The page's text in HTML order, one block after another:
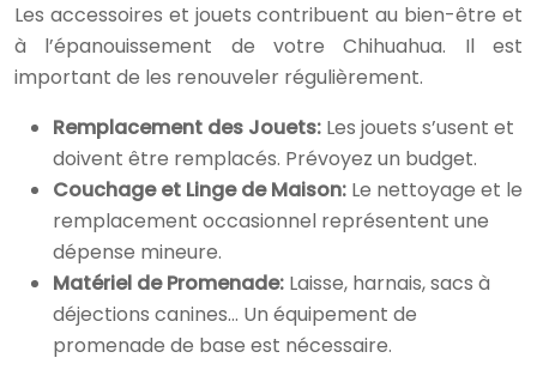
Les accessoires et jouets contribuent au bien-être et
à l’épanouissement de votre Chihuahua. Il est
important de les renouveler régulièrement.
Remplacement des Jouets: Les jouets s’usent et
doivent être remplacés. Prévoyez un budget.
Couchage et Linge de Maison: Le nettoyage et le
remplacement occasionnel représentent une
dépense mineure.
Matériel de Promenade: Laisse, harnais, sacs à
déjections canines… Un équipement de
promenade de base est nécessaire.